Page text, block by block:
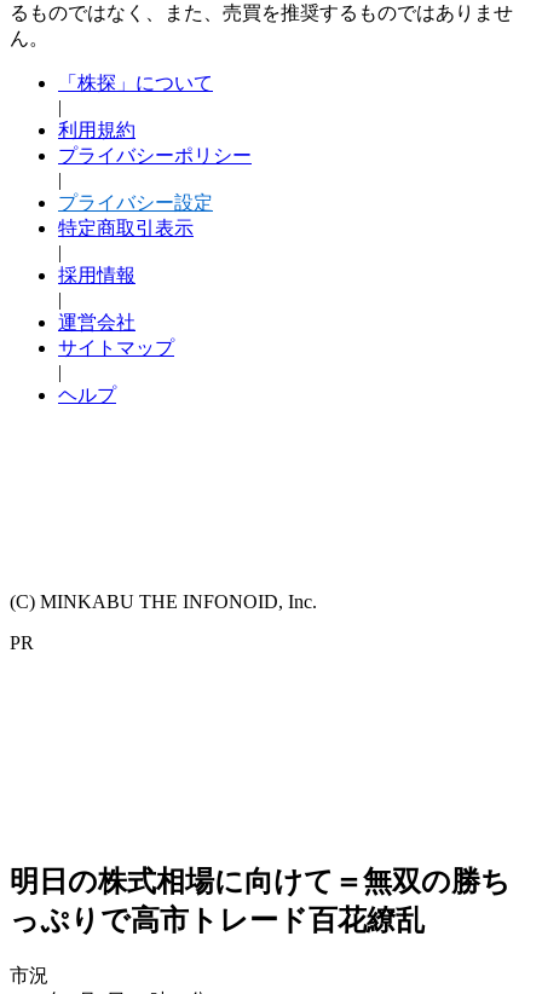
るものではなく、また、売買を推奨するものではありませ
ん。
「株探」について
|
利用規約
プライバシーポリシー
|
プライバシー設定
特定商取引表示
|
採用情報
|
運営会社
サイトマップ
|
ヘルプ
(C) MINKABU THE INFONOID, Inc.
PR
明日の株式相場に向けて＝無双の勝ち
っぷりで高市トレード百花繚乱
市況